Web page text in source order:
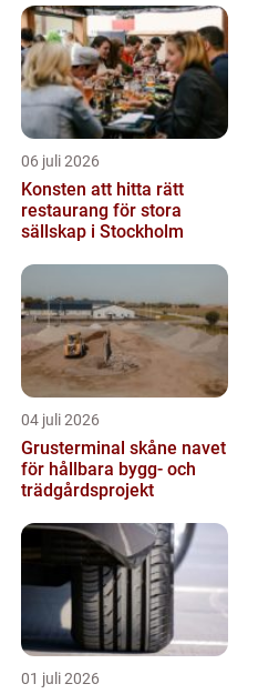
06 juli 2026
Konsten att hitta rätt
restaurang för stora
sällskap i Stockholm
04 juli 2026
Grusterminal skåne navet
för hållbara bygg- och
trädgårdsprojekt
01 juli 2026